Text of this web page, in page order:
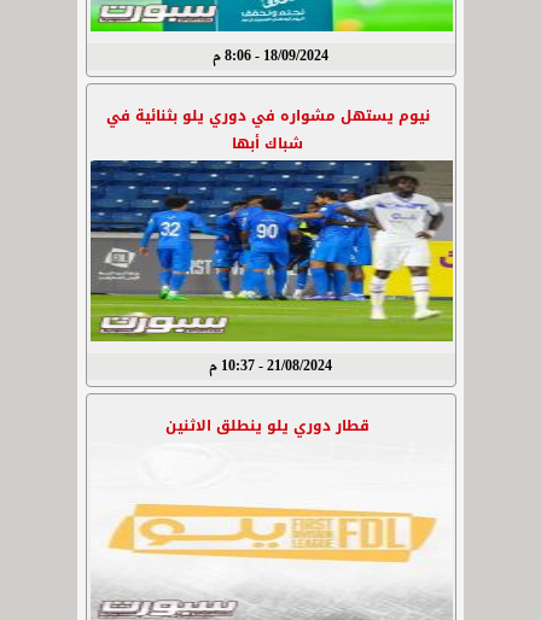
18/09/2024 - 8:06 م
نيوم يستهل مشواره في دوري يلو بثنائية في
شباك أبها
21/08/2024 - 10:37 م
قطار دوري يلو ينطلق الاثنين